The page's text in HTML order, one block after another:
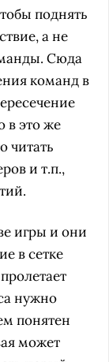
поднять
а не
Сюда
команд в
в это же
читать
и т.п.,
игры и они
в сетке
нужно
понятен
может